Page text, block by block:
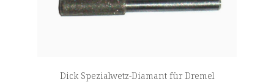
Dick Spezialwetz-Diamant für Dremel